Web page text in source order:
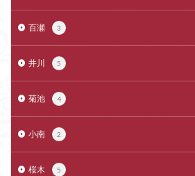
百瀬 3
井川 5
菊池 4
小南 2
桜木 5